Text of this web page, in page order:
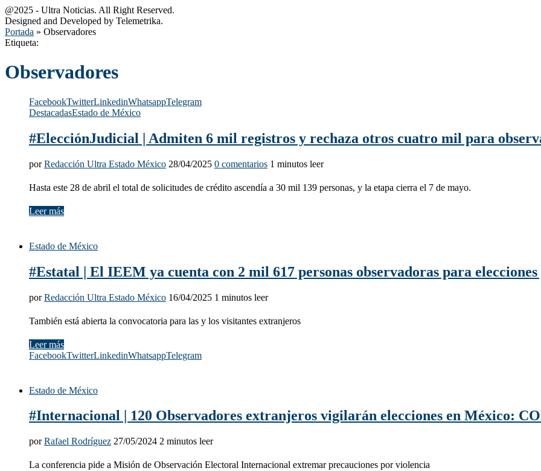
@2025 - Ultra Noticias. All Right Reserved.
Designed and Developed by Telemetrika.
Portada » Observadores
Etiqueta:
Observadores
FacebookTwitterLinkedinWhatsappTelegram
DestacadasEstado de México
#ElecciónJudicial | Admiten 6 mil registros y rechaza otros cuatro mil para
porRedacción Ultra Estado México 28/04/2025 0 comentarios 1 minutos leer
Hasta este 28 de abril el total de solicitudes de crédito ascendía a 30 mil 139 personas, y la etapa cierra el 7 de mayo.
Leer más
Estado de México
#Estatal | El IEEM ya cuenta con 2 mil 617 personas observadoras para
porRedacción Ultra Estado México 16/04/2025 1 minutos leer
También está abierta la convocatoria para las y los visitantes extranjeros
Leer más
FacebookTwitterLinkedinWhatsappTelegram
Estado de México
#Internacional | 120 Observadores extranjeros vigilarán elecciones en México:
porRafael Rodríguez 27/05/2024 2 minutos leer
La conferencia pide a Misión de Observación Electoral Internacional extremar precauciones por violencia